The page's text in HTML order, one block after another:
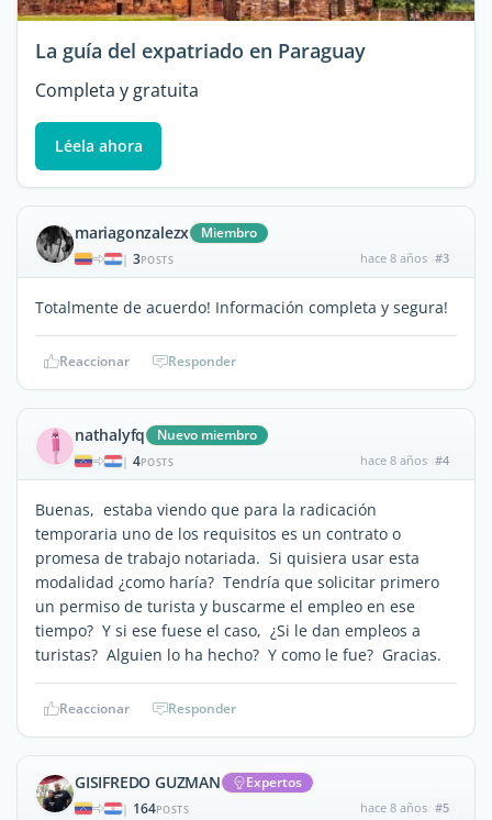
La guía del expatriado en Paraguay
Completa y gratuita
Léela ahora
mariagonzalezx Miembro
| 3POSTS hace 8 años #3
Totalmente de acuerdo! Información completa y segura!
Reaccionar Responder
nathalyfq Nuevo miembro
| 4POSTS hace 8 años #4
Buenas, estaba viendo que para la radicación
temporaria uno de los requisitos es un contrato o
promesa de trabajo notariada. Si quisiera usar esta
modalidad ¿como haría? Tendría que solicitar primero
un permiso de turista y buscarme el empleo en ese
tiempo? Y si ese fuese el caso, ¿Si le dan empleos a
turistas? Alguien lo ha hecho? Y como le fue? Gracias.
Reaccionar Responder
GISIFREDO GUZMAN Expertos
| 164POSTS hace 8 años #5